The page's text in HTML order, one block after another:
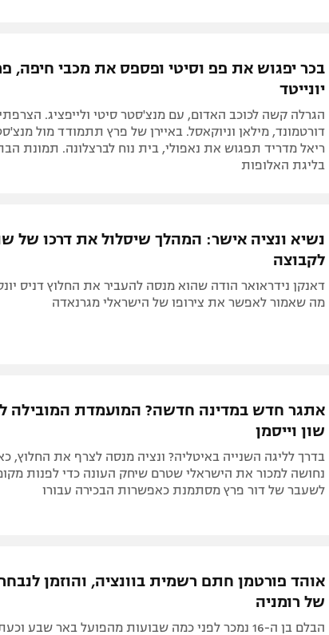
בכר יפגוש את פפ וסיטי ופספס את מכבי חיפה,
יונייטד
הגרלה קשה לכוכב האדום, עם מנצ'סטר סיטי ולייפציג.
דורטמונד, מילאן וניוקאסל. באיירן של פרץ תתמודד מול
ריאל מדריד תפגוש את נאפולי, בית נוח לברצלונה. תמונת
בליגת האלופות
נשיא ונציה אישר: המהלך שיסלול את דרכו של
לקבוצה
דאנקן נידראואר הודה שהוא מנסה להעביר את החלוץ דניס
מה שאמור לאפשר את צירופו של הישראלי מגרנאדה
אתגר חדש במדינה חדשה? המועמדת המובילה
שון וייסמן
בדרך לליגה השנייה באיטליה? ונציה מנסה לצרף את החלוץ,
נחושה למכור את הישראלי שטרם שיחק העונה כדי לפנות
לשעבר של דור פרץ מסתמנת כאפשרות הבכירה עבורו
אוהד פורטמן חתם רשמית בוונציה, והוזמן
של רומניה
הבלם בן ה-16 נמכר לפני כמה שבועות מהפועל באר שבע